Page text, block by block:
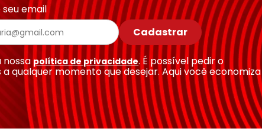
email
Cadastrar
política de privacidade. É possível pedir o
qualquer momento que desejar. Aqui você economiza